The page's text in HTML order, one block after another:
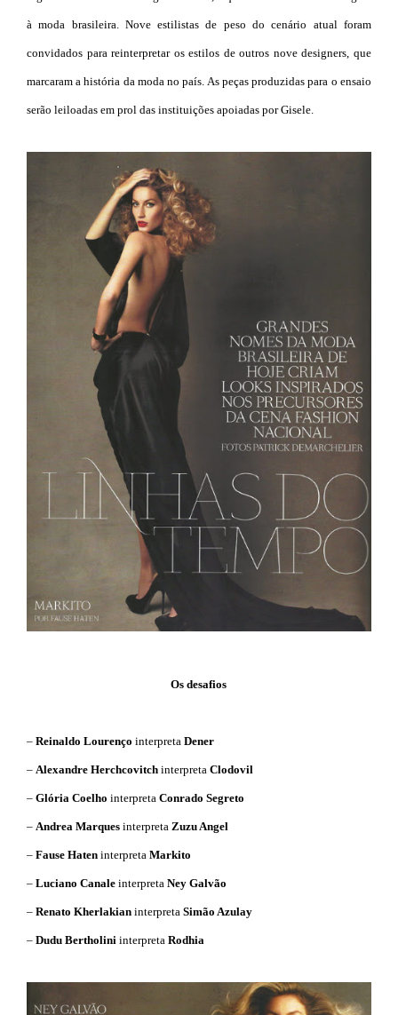
à moda brasileira. Nove estilistas de peso do cenário atual foram
convidados para reinterpretar os estilos de outros nove designers, que
marcaram a história da moda no país. As peças produzidas para o ensaio
serão leiloadas em prol das instituições apoiadas por Gisele.
Os desafios
– Reinaldo Lourenço interpreta Dener
– Alexandre Herchcovitch interpreta Clodovil
– Glória Coelho interpreta Conrado Segreto
– Andrea Marques interpreta Zuzu Angel
– Fause Haten interpreta Markito
– Luciano Canale interpreta Ney Galvão
– Renato Kherlakian interpreta Simão Azulay
– Dudu Bertholini interpreta Rodhia